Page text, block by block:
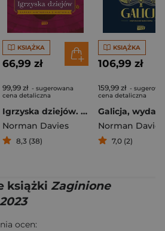
KSIĄŻKA
66,99 zł
99,99 zł - sugerowana
cena detaliczna
Igrzyska dziejów. Zapasy historyka z historią
Norman Davies
8,3 (38)
KSIĄŻKA
106,99 zł
159,99 zł -
cena detaliczna
Norman Davies
7,0 (2)
książki Zaginione
ocen: